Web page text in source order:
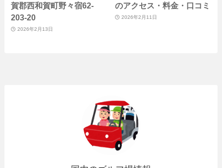
賀郡西和賀町野々宿62-
203-20
2026年2月13日
のアクセス・料金・口コミ
2026年2月11日